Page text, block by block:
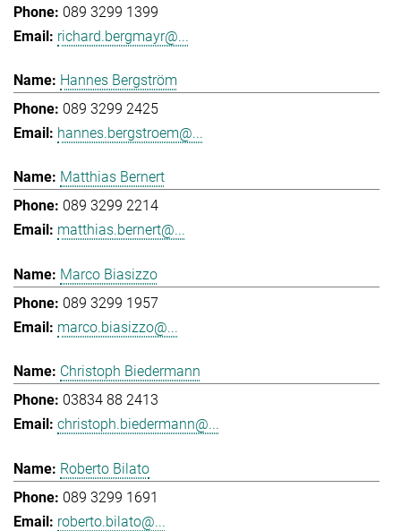
089 3299 1399
richard.bergmayr@...
Hannes Bergström
089 3299 2425
hannes.bergstroem@...
Matthias Bernert
089 3299 2214
matthias.bernert@...
Marco Biasizzo
089 3299 1957
marco.biasizzo@...
Christoph Biedermann
03834 88 2413
christoph.biedermann@...
Roberto Bilato
089 3299 1691
roberto.bilato@...